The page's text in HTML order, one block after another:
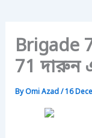
Brigade
71 দারুন
ByOmi Azad/16